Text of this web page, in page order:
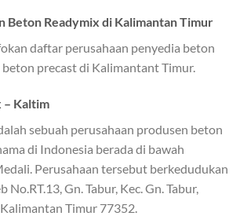
Beton Readymix di Kalimantan Timur
daftar perusahaan penyedia beton
precast di Kalimantant Timur.
– Kaltim
sebuah perusahaan produsen beton
di Indonesia berada di bawah
Perusahaan tersebut berkedudukan
No.RT.13, Gn. Tabur, Kec. Gn. Tabur,
Timur 77352.